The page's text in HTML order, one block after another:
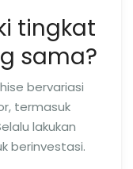
tingkat
sama?
bervariasi
termasuk
lakukan
berinvestasi.